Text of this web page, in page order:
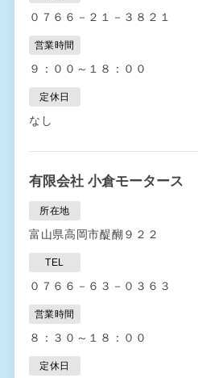
０７６６－２１－３８２１
営業時間
９：００～１８：００
定休日
なし
有限会社 小倉モータース
所在地
富山県高岡市醍醐９２２
TEL
０７６６－６３－０３６３
営業時間
８：３０～１８：００
定休日